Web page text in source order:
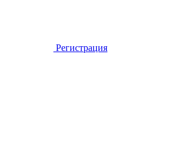
Регистрация